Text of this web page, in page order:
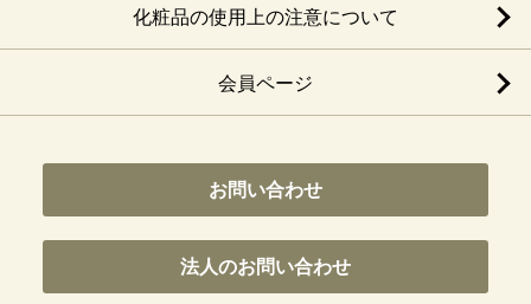
化粧品の使用上の注意について
会員ページ
お問い合わせ
法人のお問い合わせ